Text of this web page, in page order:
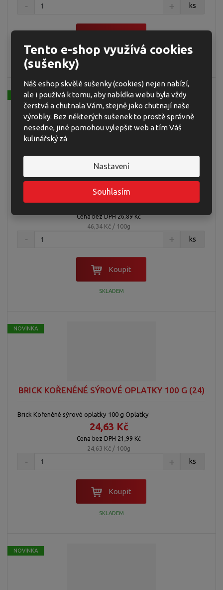
Tento e-shop využívá cookies
(sušenky)
Náš eshop skvělé sušenky (cookies) nejen nabízí,
ale i používá k tomu, aby nabídka webu byla vždy
čerstvá a chutnala Vám, stejně jako chutnají naše
výrobky. Bez některých sušenek to prostě správně
nesedne, jiné pomohou vylepšit web a tím Váš
kulinářský zá
Nastavení
Souhlasím
ks
SKLADEM
TASTEES SMETANA A CIBULKA 65 G (36)
NOVINKA
Rýžový snack s příchutí zakysané smetany a cibule. Extrudovaný
30,12 Kč
Cena bez DPH 26,89 Kč
46,34 Kč / 100g
ks
Koupit
SKLADEM
BRICK KOŘENĚNÉ SÝROVÉ OPLATKY 100 G (24)
NOVINKA
Brick Kořeněné sýrové oplatky 100 g Oplatky
24,63 Kč
Cena bez DPH 21,99 Kč
24,63 Kč / 100g
ks
Koupit
SKLADEM
NOVINKA